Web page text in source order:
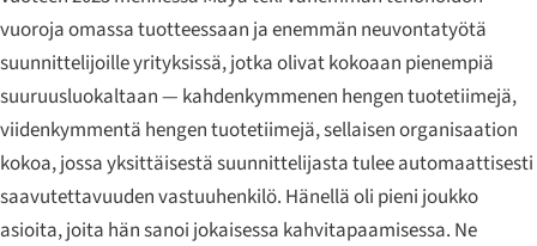
vuoroja omassa tuotteessaan ja enemmän neuvontatyötä
suunnittelijoille yrityksissä, jotka olivat kokoaan pienempiä
suuruusluokaltaan — kahdenkymmenen hengen tuotetiimejä,
viidenkymmentä hengen tuotetiimejä, sellaisen organisaation
kokoa, jossa yksittäisestä suunnittelijasta tulee automaattisesti
saavutettavuuden vastuuhenkilö. Hänellä oli pieni joukko
asioita, joita hän sanoi jokaisessa kahvitapaamisessa. Ne